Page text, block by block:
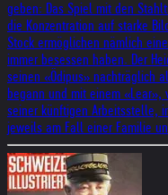
geben: Das Spiel mit den
die Konzentration auf starke
Stock ermöglichen nämlich
immer besessen haben. Der
seinen «Ödipus» nachträglich
begann und mit einem
seiner künftigen Arbeitsstelle,
jeweils am Fall einer Familie